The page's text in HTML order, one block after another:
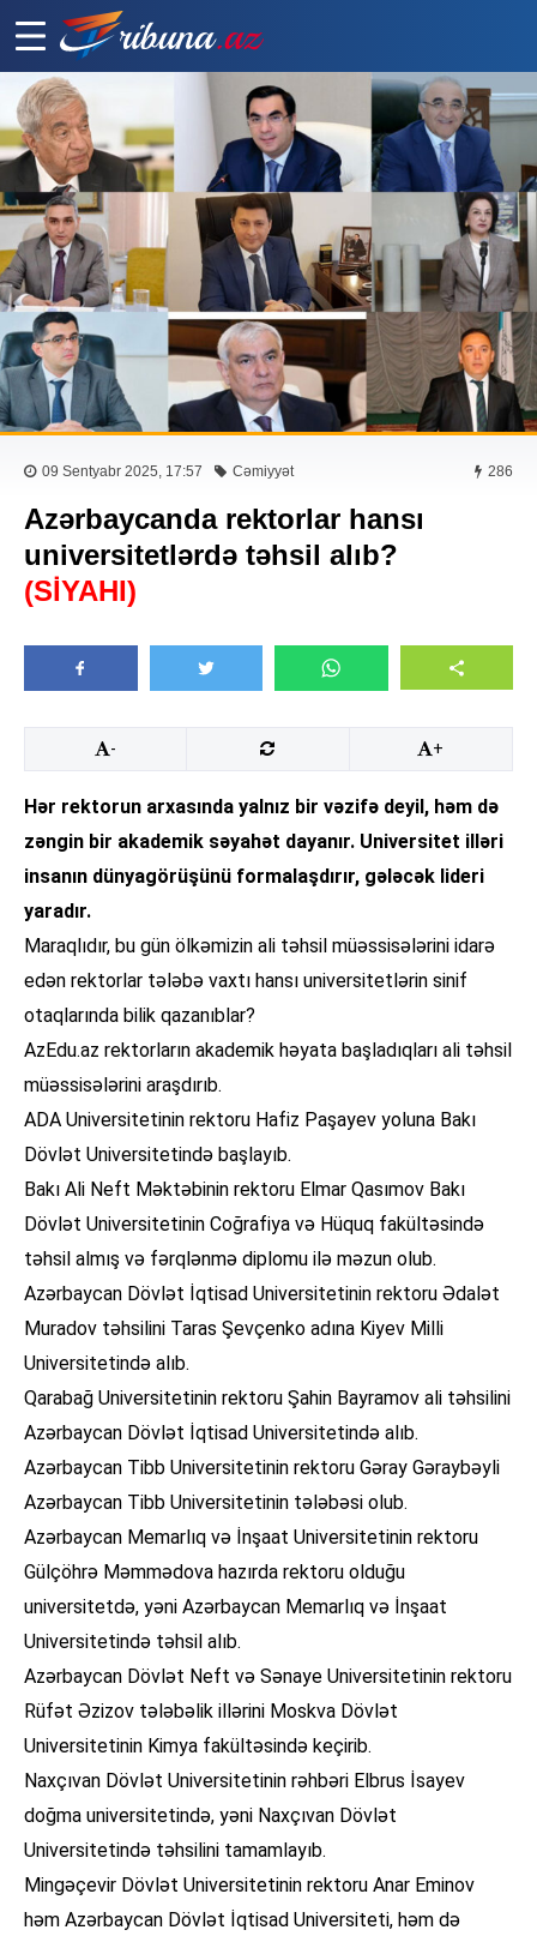
09 Sentyabr 2025, 17:57 Cəmiyyət 286
Azərbaycanda rektorlar hansı
universitetlərdə təhsil alıb?
(SİYAHI)
- +
Hər rektorun arxasında yalnız bir vəzifə deyil, həm də
zəngin bir akademik səyahət dayanır. Universitet illəri
insanın dünyagörüşünü formalaşdırır, gələcək lideri
yaradır.
Maraqlıdır, bu gün ölkəmizin ali təhsil müəssisələrini idarə
edən rektorlar tələbə vaxtı hansı universitetlərin sinif
otaqlarında bilik qazanıblar?
AzEdu.az rektorların akademik həyata başladıqları ali təhsil
müəssisələrini araşdırıb.
ADA Universitetinin rektoru Hafiz Paşayev yoluna Bakı
Dövlət Universitetində başlayıb.
Bakı Ali Neft Məktəbinin rektoru Elmar Qasımov Bakı
Dövlət Universitetinin Coğrafiya və Hüquq fakültəsində
təhsil almış və fərqlənmə diplomu ilə məzun olub.
Azərbaycan Dövlət İqtisad Universitetinin rektoru Ədalət
Muradov təhsilini Taras Şevçenko adına Kiyev Milli
Universitetində alıb.
Qarabağ Universitetinin rektoru Şahin Bayramov ali təhsilini
Azərbaycan Dövlət İqtisad Universitetində alıb.
Azərbaycan Tibb Universitetinin rektoru Gəray Gəraybəyli
Azərbaycan Tibb Universitetinin tələbəsi olub.
Azərbaycan Memarlıq və İnşaat Universitetinin rektoru
Gülçöhrə Məmmədova hazırda rektoru olduğu
universitetdə, yəni Azərbaycan Memarlıq və İnşaat
Universitetində təhsil alıb.
Azərbaycan Dövlət Neft və Sənaye Universitetinin rektoru
Rüfət Əzizov tələbəlik illərini Moskva Dövlət
Universitetinin Kimya fakültəsində keçirib.
Naxçıvan Dövlət Universitetinin rəhbəri Elbrus İsayev
doğma universitetində, yəni Naxçıvan Dövlət
Universitetində təhsilini tamamlayıb.
Mingəçevir Dövlət Universitetinin rektoru Anar Eminov
həm Azərbaycan Dövlət İqtisad Universiteti, həm də